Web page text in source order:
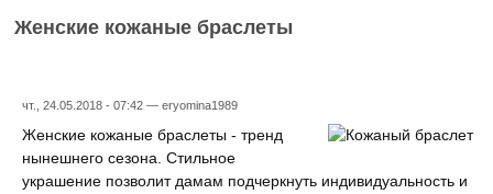
Женские кожаные браслеты
чт., 24.05.2018 - 07:42 — eryomina1989
Женские кожаные браслеты - тренд
нынешнего сезона. Стильное
украшение позволит дамам подчеркнуть индивидуальность и